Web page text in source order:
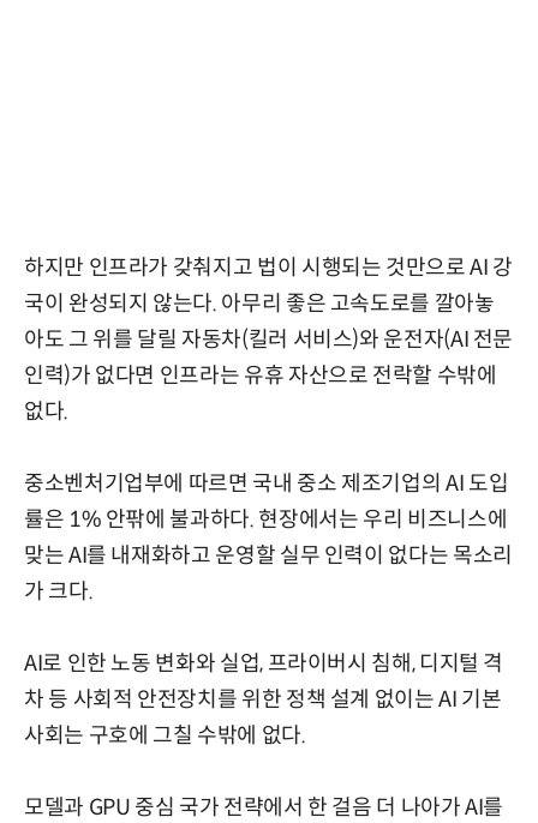
하지만 인프라가 갖춰지고 법이 시행되는 것만으로 AI 강
국이 완성되지 않는다. 아무리 좋은 고속도로를 깔아놓
아도 그 위를 달릴 자동차(킬러 서비스)와 운전자(AI 전문
인력)가 없다면 인프라는 유휴 자산으로 전락할 수밖에
없다.
중소벤처기업부에 따르면 국내 중소 제조기업의 AI 도입
률은 1% 안팎에 불과하다. 현장에서는 우리 비즈니스에
맞는 AI를 내재화하고 운영할 실무 인력이 없다는 목소리
가 크다.
AI로 인한 노동 변화와 실업, 프라이버시 침해, 디지털 격
차 등 사회적 안전장치를 위한 정책 설계 없이는 AI 기본
사회는 구호에 그칠 수밖에 없다.
모델과 GPU 중심 국가 전략에서 한 걸음 더 나아가 AI를